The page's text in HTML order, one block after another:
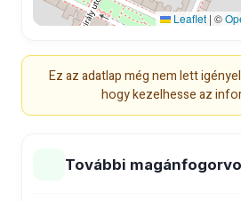
Leaflet | ©
Ez az adatlap még nem lett
hogy kezelhesse az
További